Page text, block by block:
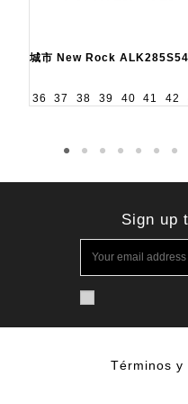
城市 New Rock ALK285S54
36 37 38 39 40 41 42
Sign up
Términos y